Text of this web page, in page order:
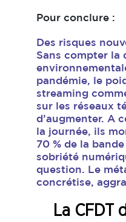
Pour conclure :
Des risques
Sans compter la
pandémie, le
streaming
sur les réseaux
d’augmenter. A
la journée, ils
70 % de la
sobriété
question. Le
concrétise,
La CFDT